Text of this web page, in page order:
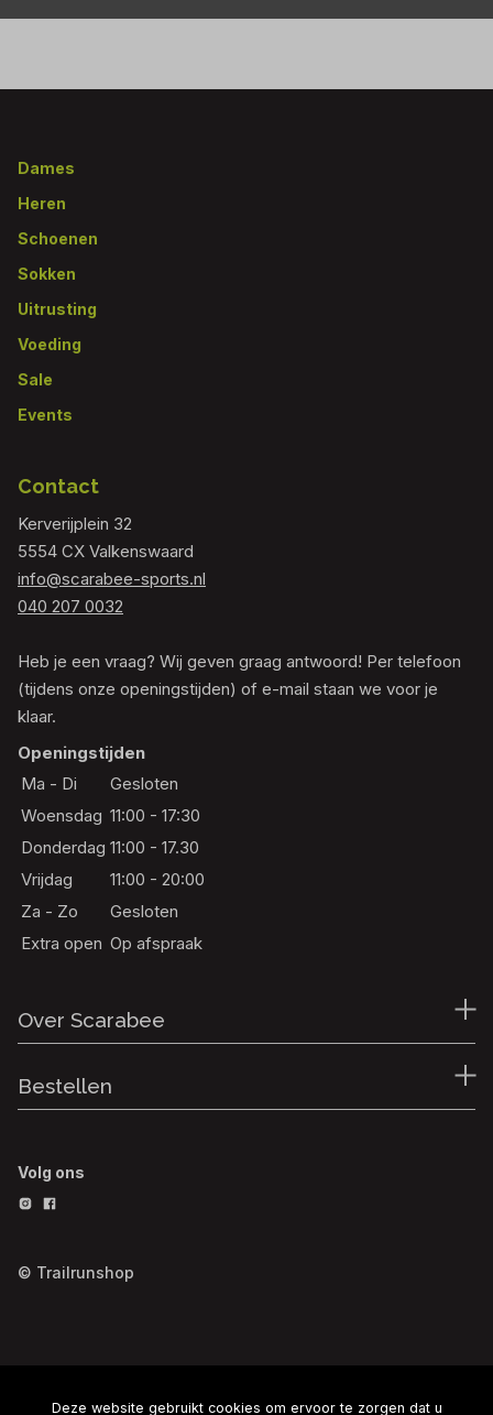
Footer
Dames
Heren
Schoenen
Sokken
Uitrusting
Voeding
Sale
Events
Contact
Kerverijplein 32
5554 CX Valkenswaard
info@scarabee-sports.nl
040 207 0032
Heb je een vraag? Wij geven graag antwoord! Per telefoon
(tijdens onze openingstijden) of e-mail staan we voor je
klaar.
Openingstijden
Ma - Di
Gesloten
Woensdag 11:00 - 17:30
Donderdag 11:00 - 17.30
Vrijdag
11:00 - 20:00
Za - Zo
Gesloten
Extra open Op afspraak
Over Scarabee
Bestellen
Volg ons
© Trailrunshop
Deze website gebruikt cookies om ervoor te zorgen dat u